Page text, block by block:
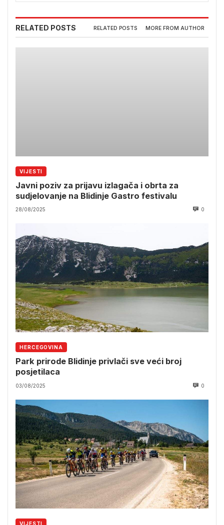
RELATED POSTS RELATED POSTS MORE FROM AUTHOR
VIJESTI
Javni poziv za prijavu izlagača i obrta za
sudjelovanje na Blidinje Gastro festivalu
28/08/2025 0
HERCEGOVINA
Park prirode Blidinje privlači sve veći broj
posjetilaca
03/08/2025 0
VIJESTI